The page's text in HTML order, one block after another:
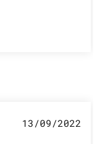
13/09/2022